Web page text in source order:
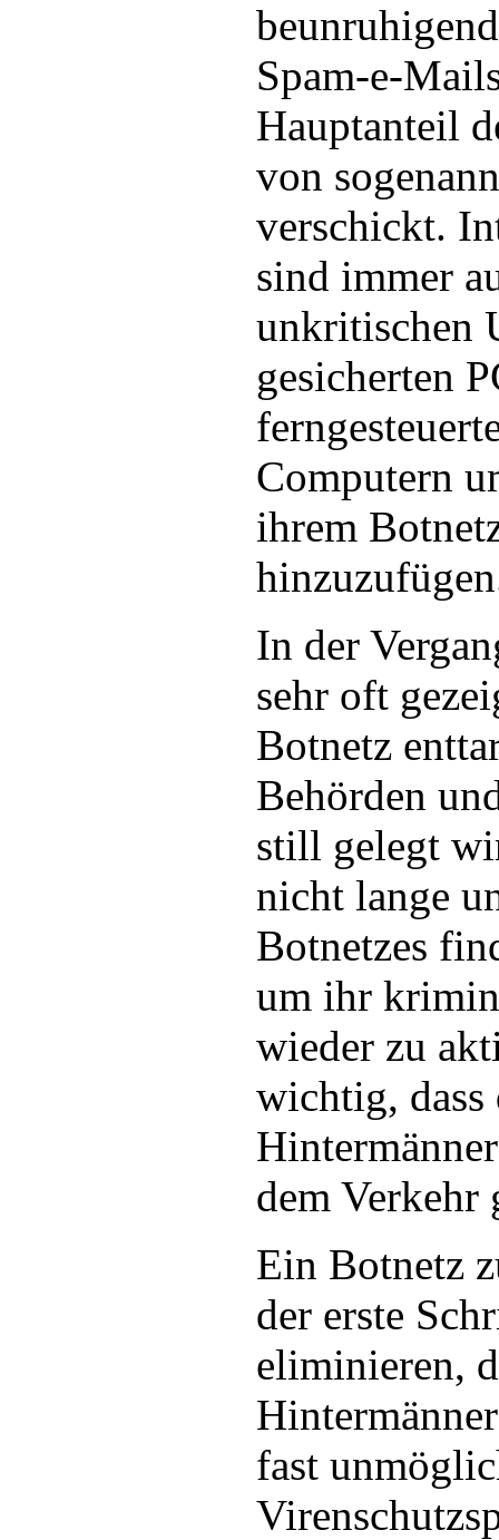
Spam-e-
Hauptanteil
von
verschickt.
sind immer
unkritischen
gesicherten
Computern
ihrem
In der
sehr oft
Botnetz
Behörden
still gelegt
nicht lange
Botnetzes
um ihr
wieder zu
wichtig,
dem Verkehr
Ein Botnetz
der erste
eliminieren,
fast